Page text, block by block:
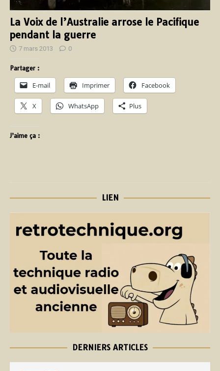
La Voix de l’Australie arrose le Pacifique
pendant la guerre
7 mars 2013 0
Partager :
E-mail Imprimer Facebook
X WhatsApp Plus
J’aime ça :
LIEN
DERNIERS ARTICLES